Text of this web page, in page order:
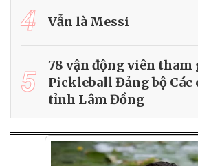
4 Vẫn là Messi
5
78 vận động viên tham
Pickleball Đảng bộ Các
tỉnh Lâm Đồng